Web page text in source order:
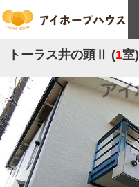
トーラス井の頭Ⅱ (1室)